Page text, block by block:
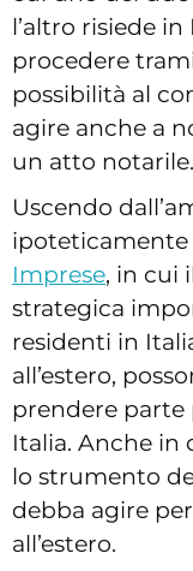
l’altro risiede
procedere
possibilità al
agire anche a
un atto notarile.
Uscendo
ipoteticamente
Imprese, in cui
strategica
residenti in
all’estero,
prendere parte
Italia. Anche in
lo strumento
debba agire
all’estero.